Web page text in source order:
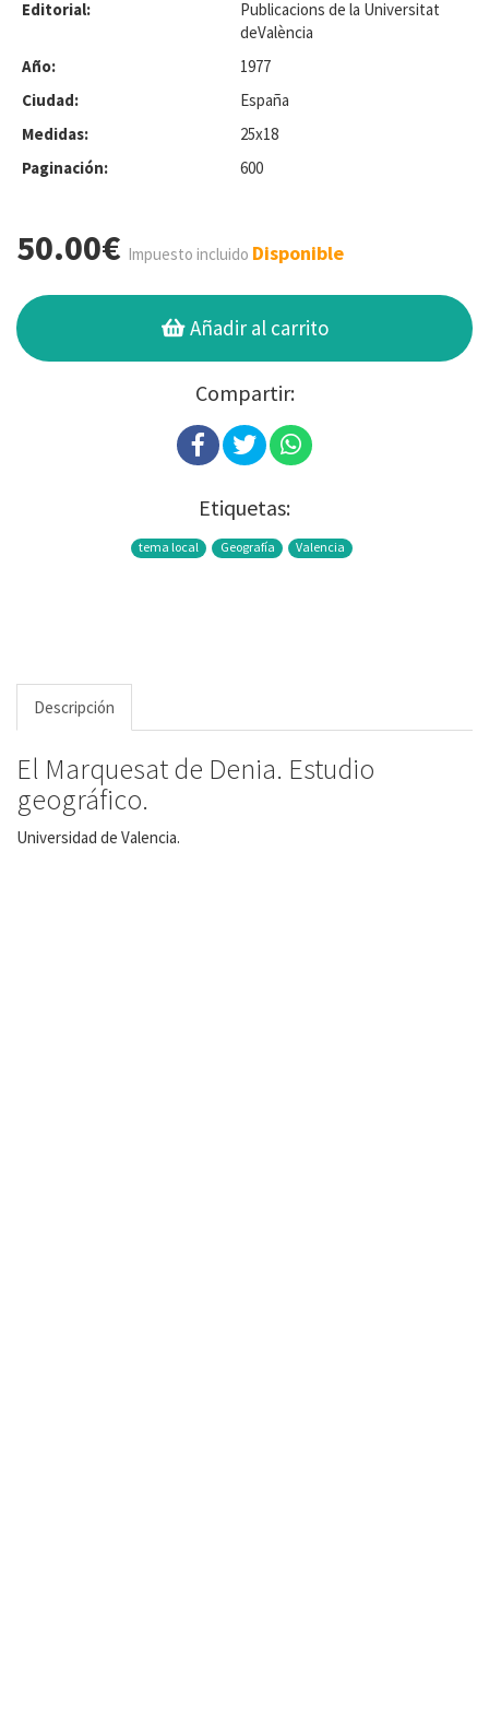
Editorial:
Publicacions de la Universitat
deValència
Año:
1977
Ciudad:
España
Medidas:
25x18
Paginación:
600
50.00€ Impuesto incluido Disponible
Añadir al carrito
Compartir:
Etiquetas:
tema local Geografía Valencia
Descripción
El Marquesat de Denia. Estudio
geográfico.
Universidad de Valencia.